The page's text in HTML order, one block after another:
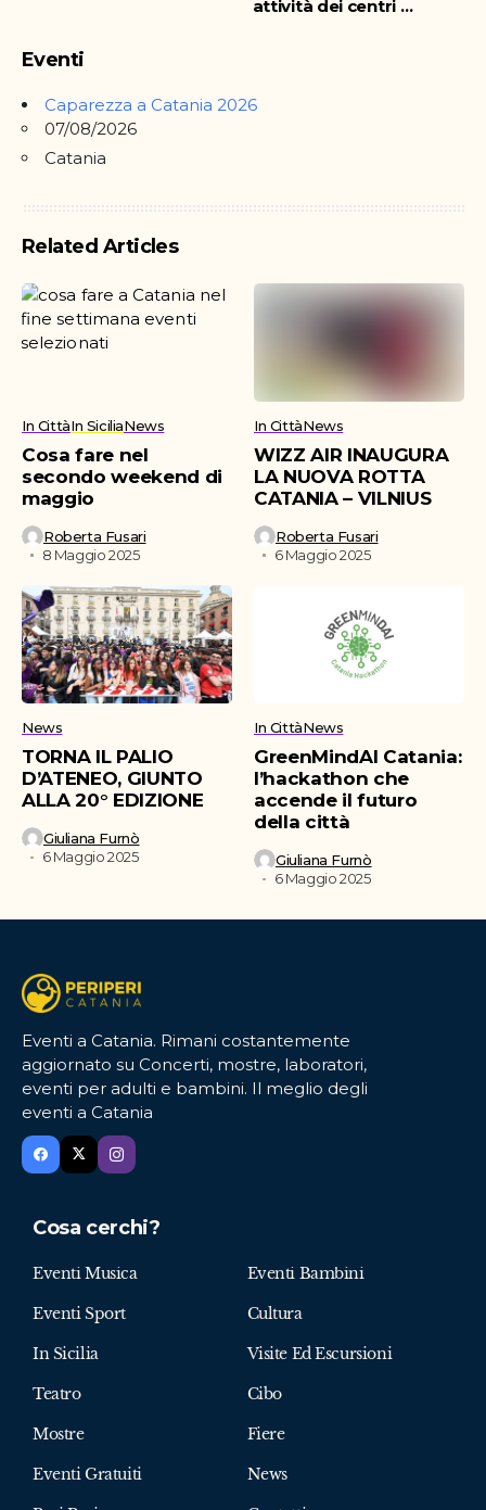
attività dei centri di
Eventi
Caparezza a Catania 2026
07/08/2026
Catania
Related Articles
In CittàIn SiciliaNews
Cosa fare nel
secondo weekend di
maggio
Roberta Fusari
8 Maggio 2025
In CittàNews
WIZZ AIR INAUGURA
LA NUOVA ROTTA
CATANIA – VILNIUS
Roberta Fusari
6 Maggio 2025
News
TORNA IL PALIO
D’ATENEO, GIUNTO
ALLA 20° EDIZIONE
Giuliana Furnò
6 Maggio 2025
In CittàNews
GreenMindAI Catania:
l’hackathon che
accende il futuro
della città
Giuliana Furnò
6 Maggio 2025
Eventi a Catania. Rimani costantemente
aggiornato su Concerti, mostre, laboratori,
eventi per adulti e bambini. Il meglio degli
eventi a Catania
Cosa cerchi?
Eventi Musica Eventi Bambini
Eventi Sport Cultura
In Sicilia Visite Ed Escursioni
Teatro Cibo
Mostre Fiere
Eventi Gratuiti News